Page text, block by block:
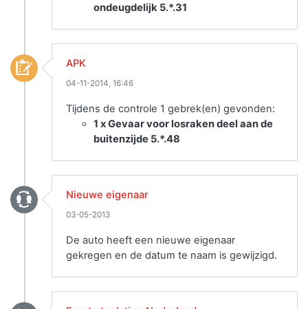
ondeugdelijk 5.*.31
APK
04-11-2014, 16:46
Tijdens de controle 1 gebrek(en) gevonden:
1 x Gevaar voor losraken deel aan de
buitenzijde 5.*.48
Nieuwe eigenaar
03-05-2013
De auto heeft een nieuwe eigenaar
gekregen en de datum te naam is gewijzigd.